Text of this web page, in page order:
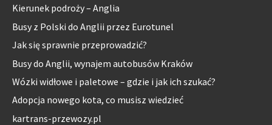
Kierunek podroży – Anglia
Busy z Polski do Anglii przez Eurotunel
Jak się sprawnie przeprowadzić?
Busy do Anglii, wynajem autobusów Kraków
Wózki widłowe i paletowe – gdzie i jak ich szukać?
Adopcja nowego kota, co musisz wiedzieć
kartrans-przewozy.pl